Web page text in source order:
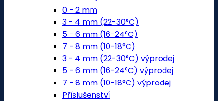
0 - 2 mm
3 - 4 mm (22-30°C)
5 - 6 mm (16-24°C)
7 - 8 mm (10-18°C)
3 - 4 mm (22-30°C) výprodej
5 - 6 mm (16-24°C) výprodej
7 - 8 mm (10-18°C) výprodej
Příslušenství